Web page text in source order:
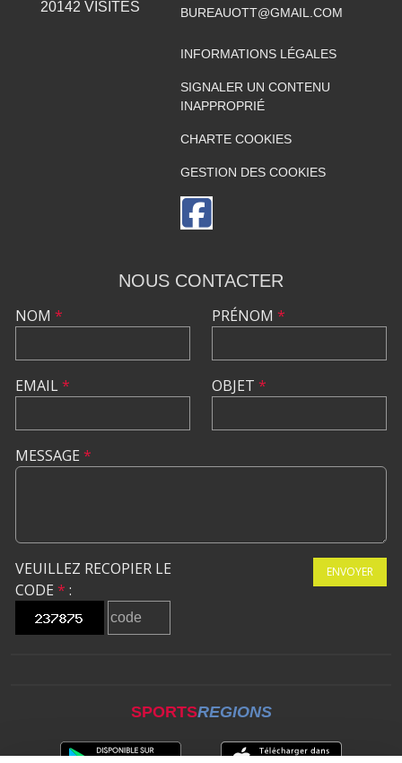
20142 VISITES
BUREAUOTT@GMAIL.COM
INFORMATIONS LÉGALES
SIGNALER UN CONTENU
INAPPROPRIÉ
CHARTE COOKIES
GESTION DES COOKIES
NOUS CONTACTER
NOM *
EMAIL*
PRÉNOM *
OBJET *
MESSAGE *
VEUILLEZ RECOPIER LE
CODE * :
ENVOYER
SPORTSREGIONS